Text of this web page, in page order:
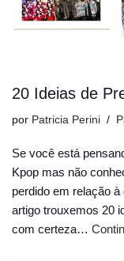
20 Ideias de
por Patricia Perini
Se você está
Kpop mas não
perdido em relação
artigo trouxemos 20
com certeza…